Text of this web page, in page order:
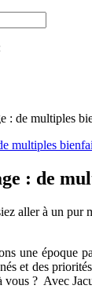
: de multiples
: de
aller à un pur
une époque
et des
? Avec